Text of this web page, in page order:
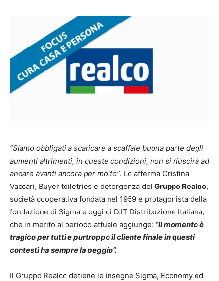
“Siamo obbligati a scaricare a scaffale buona parte degli
aumenti altrimenti, in queste condizioni, non si riuscirà ad
andare avanti ancora per molto”. Lo afferma Cristina
Vaccari, Buyer toiletries e detergenza del Gruppo Realco,
società cooperativa fondata nel 1959 e protagonista della
fondazione di Sigma e oggi di D.IT Distribuzione Italiana,
che in merito al periodo attuale aggiunge: “Il momento è
tragico per tuttie purtroppo il cliente finale in questi
contesti ha sempre la peggio”.
Il Gruppo Realco detiene le insegne Sigma, Economy ed